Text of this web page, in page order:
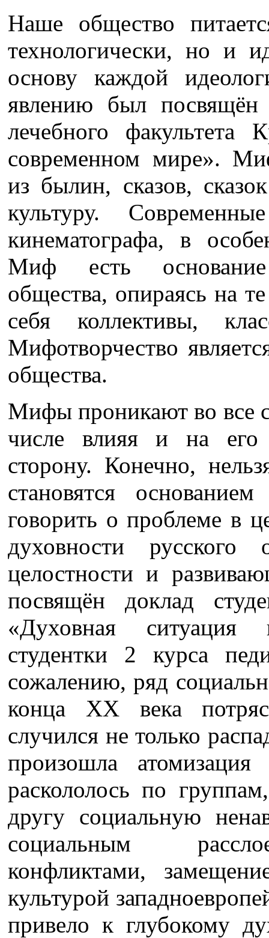
Наше общество
технологически, но и
основу каждой
явлению был посвящён
лечебного
современном мире».
из былин, сказов,
культуру.
кинематографа, в
Миф есть основание
общества, опираясь на
себя коллективы,
Мифотворчество
общества.
Мифы проникают во все
числе влияя и на
сторону. Конечно,
становятся
говорить о проблеме в
духовности русского
целостности и
посвящён доклад
«Духовная
студентки 2 курса
сожалению, ряд
конца ХХ века
случился не только
произошла
раскололось по
другу социальную
социальным
конфликтами,
культурой
привело к глубокому